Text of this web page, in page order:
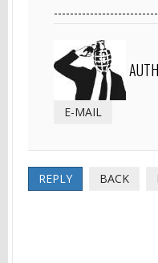
E-MAIL
REPLY BACK